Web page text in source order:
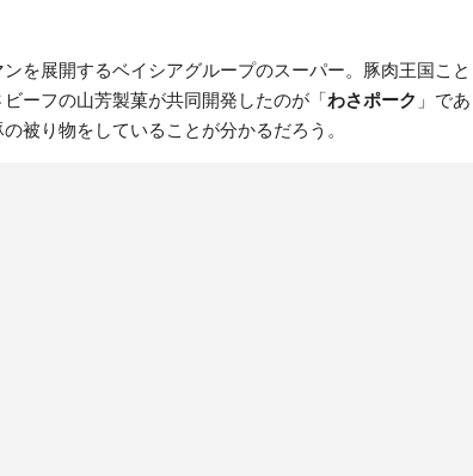
を展開するベイシアグループのスーパー。豚肉王国こと
ーフの山芳製菓が共同開発したのが「わさポーク 」であ
被り物をしていることが分かるだろう。